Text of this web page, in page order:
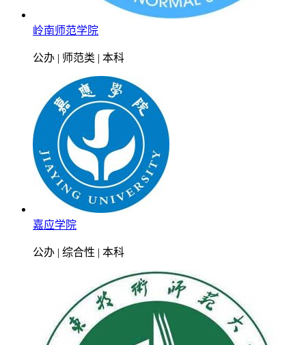
岭南师范学院
公办 | 师范类 | 本科
嘉应学院
公办 | 综合性 | 本科